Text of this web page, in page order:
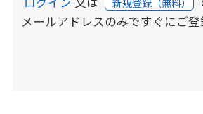
新規登録（無料）
メールアドレスのみですぐにご登